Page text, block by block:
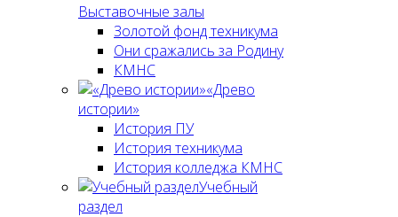
Выставочные залы
Золотой фонд техникума
Они сражались за Родину
КМНС
«Древо
истории»
История ПУ
История техникума
История колледжа КМНС
Учебный
раздел